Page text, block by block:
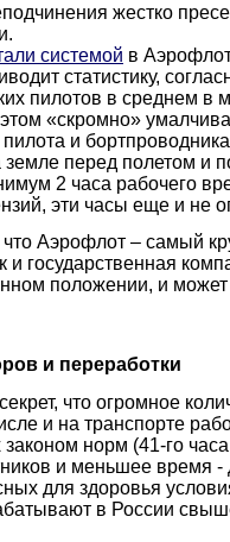
жестко
системой в
статистику,
пилотов в среднем в
«скромно»
и
перед полетом и
2 часа рабочего
эти часы еще и не
что Аэрофлот – самый
и государственная
положении, и может
и переработки
что огромное
и на транспорте
норм (41-го
и меньшее время
для здоровья
в России